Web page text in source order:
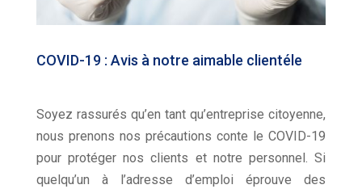
COVID-19 : Avis à notre aimable clientéle
Soyez rassurés qu’en tant qu’entreprise citoyenne,
nous prenons nos précautions conte le COVID-19
pour protéger nos clients et notre personnel. Si
quelqu’un à l’adresse d’emploi éprouve des